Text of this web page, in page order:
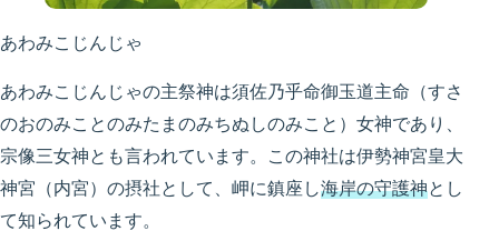
あわみこじんじゃ
あわみこじんじゃの主祭神は須佐乃乎命御玉道主命（すさ
のおのみことのみたまのみちぬしのみこと）女神であり、
宗像三女神とも言われています。この神社は伊勢神宮皇大
神宮（内宮）の摂社として、岬に鎮座し海岸の守護神とし
て知られています。